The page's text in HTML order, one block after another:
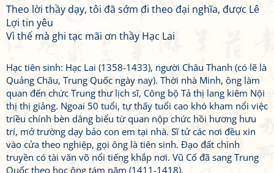
Theo lời thầy dạy, tôi đã sớm đi theo đại nghĩa, được Lê
Lợi tin yêu
Vì thế mà ghi tạc mãi ơn thầy Hạc Lai
Hạc tiên sinh: Hạc Lai (1358-1433), người Châu Thanh (có lẽ là
Quảng Châu, Trung Quốc ngày nay). Thời nhà Minh, ông làm
quan đến chức Trung thư lịch sĩ, Công bộ Tả thị lang kiêm Nội
thị thị giảng. Ngoai 50 tuổi, tự thấy tuổi cao khó kham nổi việc
triều chính bèn dâng biểu từ quan nộp chức hồi hương hưu
trí, mở trường dạy bảo con em tại nhà. Sĩ tử các nơi đều xin
vào cửa theo nghiệp, gọi ông là tiên sinh. Đạo đất chính
truyền có tài văn võ nổi tiếng khắp nơi. Vũ Cố đã sang Trung
Quốc theo học ông tám năm (1411-1418).